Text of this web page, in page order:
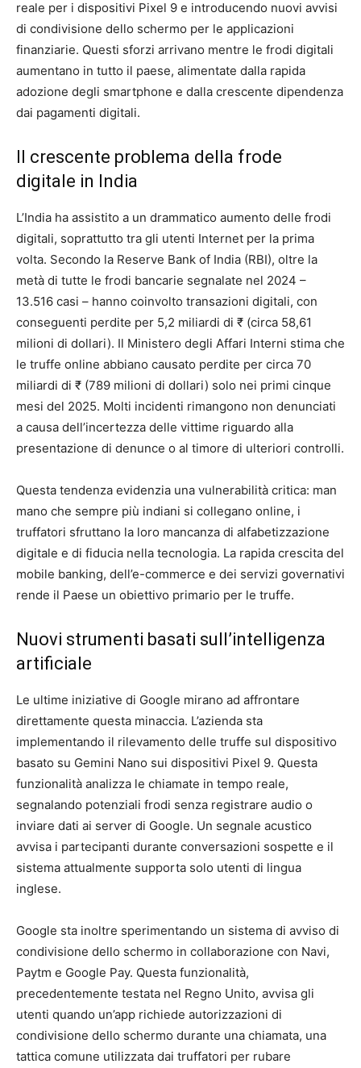
reale per i dispositivi Pixel 9 e introducendo nuovi avvisi
di condivisione dello schermo per le applicazioni
finanziarie. Questi sforzi arrivano mentre le frodi digitali
aumentano in tutto il paese, alimentate dalla rapida
adozione degli smartphone e dalla crescente dipendenza
dai pagamenti digitali.
Il crescente problema della frode
digitale in India
L’India ha assistito a un drammatico aumento delle frodi
digitali, soprattutto tra gli utenti Internet per la prima
volta. Secondo la Reserve Bank of India (RBI), oltre la
metà di tutte le frodi bancarie segnalate nel 2024 –
13.516 casi – hanno coinvolto transazioni digitali, con
conseguenti perdite per 5,2 miliardi di ₹ (circa 58,61
milioni di dollari). Il Ministero degli Affari Interni stima che
le truffe online abbiano causato perdite per circa 70
miliardi di ₹ (789 milioni di dollari) solo nei primi cinque
mesi del 2025. Molti incidenti rimangono non denunciati
a causa dell’incertezza delle vittime riguardo alla
presentazione di denunce o al timore di ulteriori controlli.
Questa tendenza evidenzia una vulnerabilità critica: man
mano che sempre più indiani si collegano online, i
truffatori sfruttano la loro mancanza di alfabetizzazione
digitale e di fiducia nella tecnologia. La rapida crescita del
mobile banking, dell’e-commerce e dei servizi governativi
rende il Paese un obiettivo primario per le truffe.
Nuovi strumenti basati sull’intelligenza
artificiale
Le ultime iniziative di Google mirano ad affrontare
direttamente questa minaccia. L’azienda sta
implementando il rilevamento delle truffe sul dispositivo
basato su Gemini Nano sui dispositivi Pixel 9. Questa
funzionalità analizza le chiamate in tempo reale,
segnalando potenziali frodi senza registrare audio o
inviare dati ai server di Google. Un segnale acustico
avvisa i partecipanti durante conversazioni sospette e il
sistema attualmente supporta solo utenti di lingua
inglese.
Google sta inoltre sperimentando un sistema di avviso di
condivisione dello schermo in collaborazione con Navi,
Paytm e Google Pay. Questa funzionalità,
precedentemente testata nel Regno Unito, avvisa gli
utenti quando un’app richiede autorizzazioni di
condivisione dello schermo durante una chiamata, una
tattica comune utilizzata dai truffatori per rubare